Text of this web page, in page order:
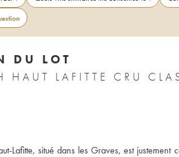
DU LOT
HAUT LAFITTE CRU
Lafitte, situé dans les Graves, est